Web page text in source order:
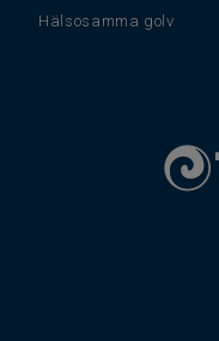
Hälsosamma golv